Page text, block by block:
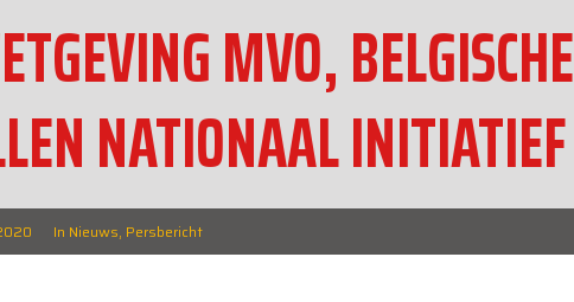
MVO, BELGISCHE
NATIONAAL INITIATIEF
In Nieuws, Persbericht